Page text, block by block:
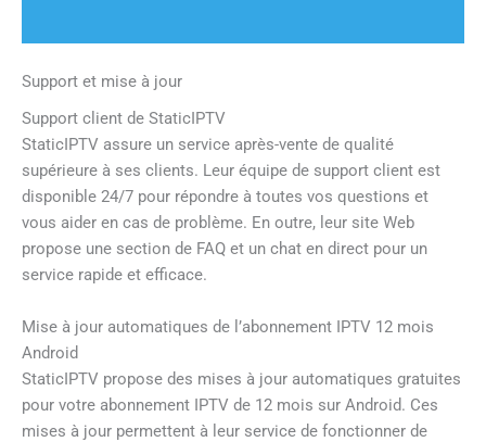
Support et mise à jour
Support client de StaticIPTV
StaticIPTV assure un service après-vente de qualité
supérieure à ses clients. Leur équipe de support client est
disponible 24/7 pour répondre à toutes vos questions et
vous aider en cas de problème. En outre, leur site Web
propose une section de FAQ et un chat en direct pour un
service rapide et efficace.
Mise à jour automatiques de l’abonnement IPTV 12 mois
Android
StaticIPTV propose des mises à jour automatiques gratuites
pour votre abonnement IPTV de 12 mois sur Android. Ces
mises à jour permettent à leur service de fonctionner de